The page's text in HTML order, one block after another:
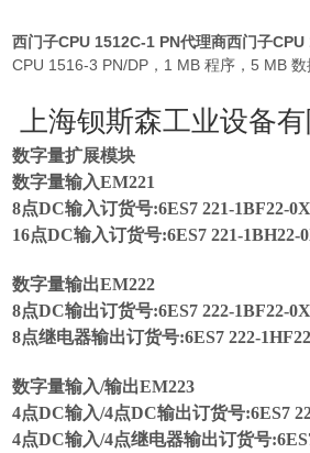
西门子CPU 1512C-1 PN代理商西门子CPU
CPU 1516-3 PN/DP，1 MB 程序，5 MB
上海钡斯森工业设备有
数字量扩展模块
数字量输入EM221
8点DC输入订货号:6ES7 221-1BF22-
16点DC输入订货号:6ES7 221-1BH22-
数字量输出EM222
8点DC输出订货号:6ES7 222-1BF22-
8点继电器输出订货号:6ES7 222-
数字量输入/输出EM223
4点DC输入/4点DC输出订货号:6ES7
4点DC输入/4点继电器输出订货号